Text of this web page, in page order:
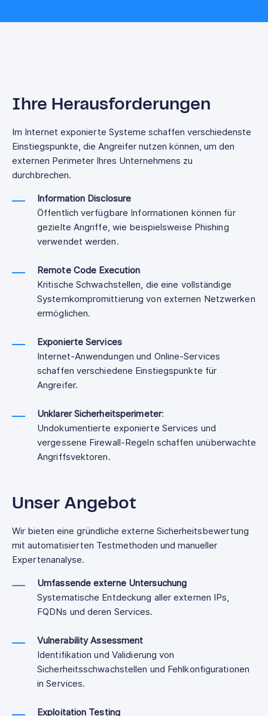
Ihre Herausforderungen
Im Internet exponierte Systeme schaffen verschiedenste
Einstiegspunkte, die Angreifer nutzen können, um den
externen Perimeter Ihres Unternehmens zu
durchbrechen.
Information Disclosure
Öffentlich verfügbare Informationen können für
gezielte Angriffe, wie beispielsweise Phishing
verwendet werden.
Remote Code Execution
Kritische Schwachstellen, die eine vollständige
Systemkompromittierung von externen Netzwerken
ermöglichen.
Exponierte Services
Internet-Anwendungen und Online-Services
schaffen verschiedene Einstiegspunkte für
Angreifer.
Unklarer Sicherheitsperimeter:
Undokumentierte exponierte Services und
vergessene Firewall-Regeln schaffen unüberwachte
Angriffsvektoren.
Unser Angebot
Wir bieten eine gründliche externe Sicherheitsbewertung
mit automatisierten Testmethoden und manueller
Expertenanalyse.
Umfassende externe Untersuchung
Systematische Entdeckung aller externen IPs,
FQDNs und deren Services.
Vulnerability Assessment
Identifikation und Validierung von
Sicherheitsschwachstellen und Fehlkonfigurationen
in Services.
Exploitation Testing